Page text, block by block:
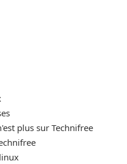
plus sur Technifree